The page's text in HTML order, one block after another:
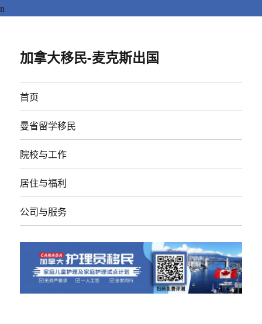
n
加拿大移民-麦克斯出国
首页
曼省留学移民
院校与工作
居住与福利
公司与服务